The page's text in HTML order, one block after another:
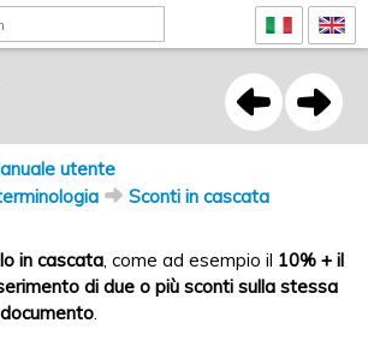
utente
Sconti in cascata
in cascata, come ad esempio il 10% + il
di due o più sconti sulla stessa
.